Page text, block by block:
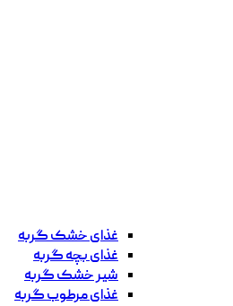
غذای خشک گربه
غذای بچه گربه
شیر خشک گربه
غذای مرطوب گربه